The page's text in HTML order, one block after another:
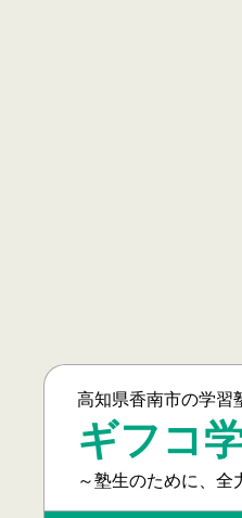
高知県香南市の学習
ギフコ
～塾生のために、全